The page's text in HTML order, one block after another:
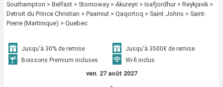
Southampton > Belfast > Stornoway > Akureyri > Isafjordhur > Reykjavik >
Detroit du Prince Christian > Paamiut > Qaqortoq > Saint Johns > Saint-
Pierre (Martinique) > Quebec
Jusqu'à 30% de remise
Jusqu'à 3500€ de remise
Boissons Premium incluses
Wi-fi inclus
ven. 27 août 2027